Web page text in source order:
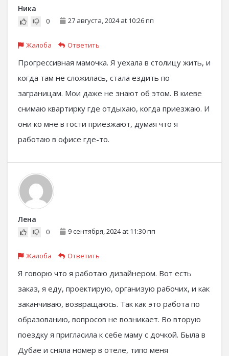
Ника
0 27 августа, 2024 at 10:26 пп
Жалоба Ответить
Прогрессивная мамочка. Я уехала в столицу жить, и
когда там не сложилась, стала ездить по
заграницам. Мои даже не знают об этом. В киеве
снимаю квартирку где отдыхаю, когда приезжаю. И
они ко мне в гости приезжают, думая что я
работаю в офисе где-то.
Лена
0 9 сентября, 2024 at 11:30 пп
Жалоба Ответить
Я говорю что я работаю дизайнером. Вот есть
заказ, я еду, проектирую, организую рабочих, и как
заканчиваю, возвращаюсь. Так как это работа по
образованию, вопросов не возникает. Во вторую
поездку я пригласила к себе маму с дочкой. Была в
Дубае и сняла номер в отеле, типо меня